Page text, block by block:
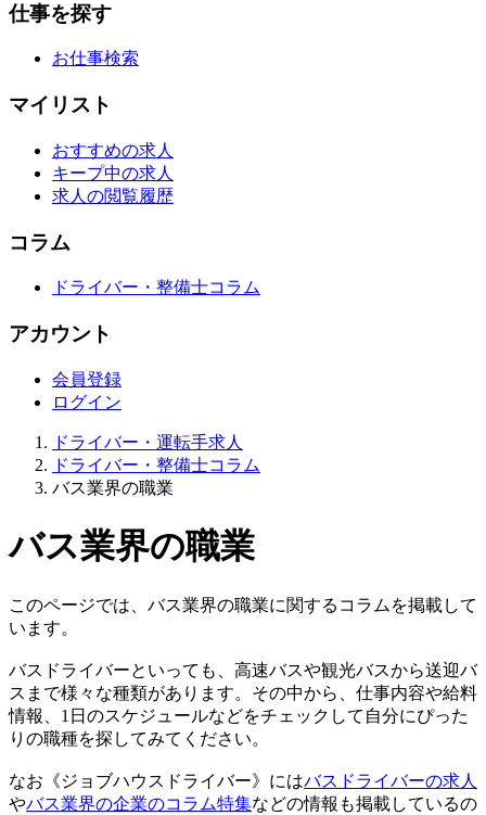
仕事を探す
お仕事検索
マイリスト
おすすめの求人
キープ中の求人
求人の閲覧履歴
コラム
ドライバー・整備士コラム
アカウント
会員登録
ログイン
ドライバー・運転手求人
ドライバー・整備士コラム
バス業界の職業
バス業界の職業
このページでは、バス業界の職業に関するコラムを掲載して
います。
バスドライバーといっても、高速バスや観光バスから送迎バ
スまで様々な種類があります。その中から、仕事内容や給料
情報、1日のスケジュールなどをチェックして自分にぴった
りの職種を探してみてください。
なお《ジョブハウスドライバー》にはバスドライバーの求人
やバス業界の企業のコラム特集などの情報も掲載しているの